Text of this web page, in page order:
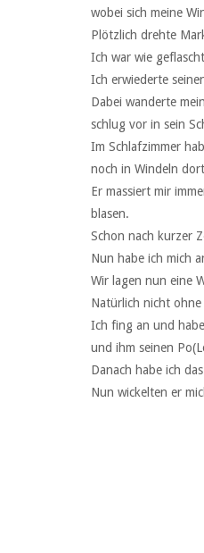
wobei sich meine
Plötzlich drehte
Ich war wie
Ich erwiederte
Dabei wanderte
schlug vor in sein
Im Schlafzimmer
noch in Windeln
Er massiert mir
blasen.
Schon nach kurzer
Nun habe ich mich
Wir lagen nun eine
Natürlich nicht
Ich fing an und
und ihm seinen
Danach habe ich
Nun wickelten er